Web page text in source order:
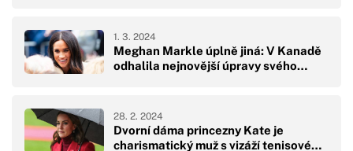
Meghan Markle úplně jiná: V Kanadě
odhalila nejnovější úpravy svého…
1. 3. 2024
Dvorní dáma princezny Kate je
charismatický muž s vizáží tenisové…
28. 2. 2024